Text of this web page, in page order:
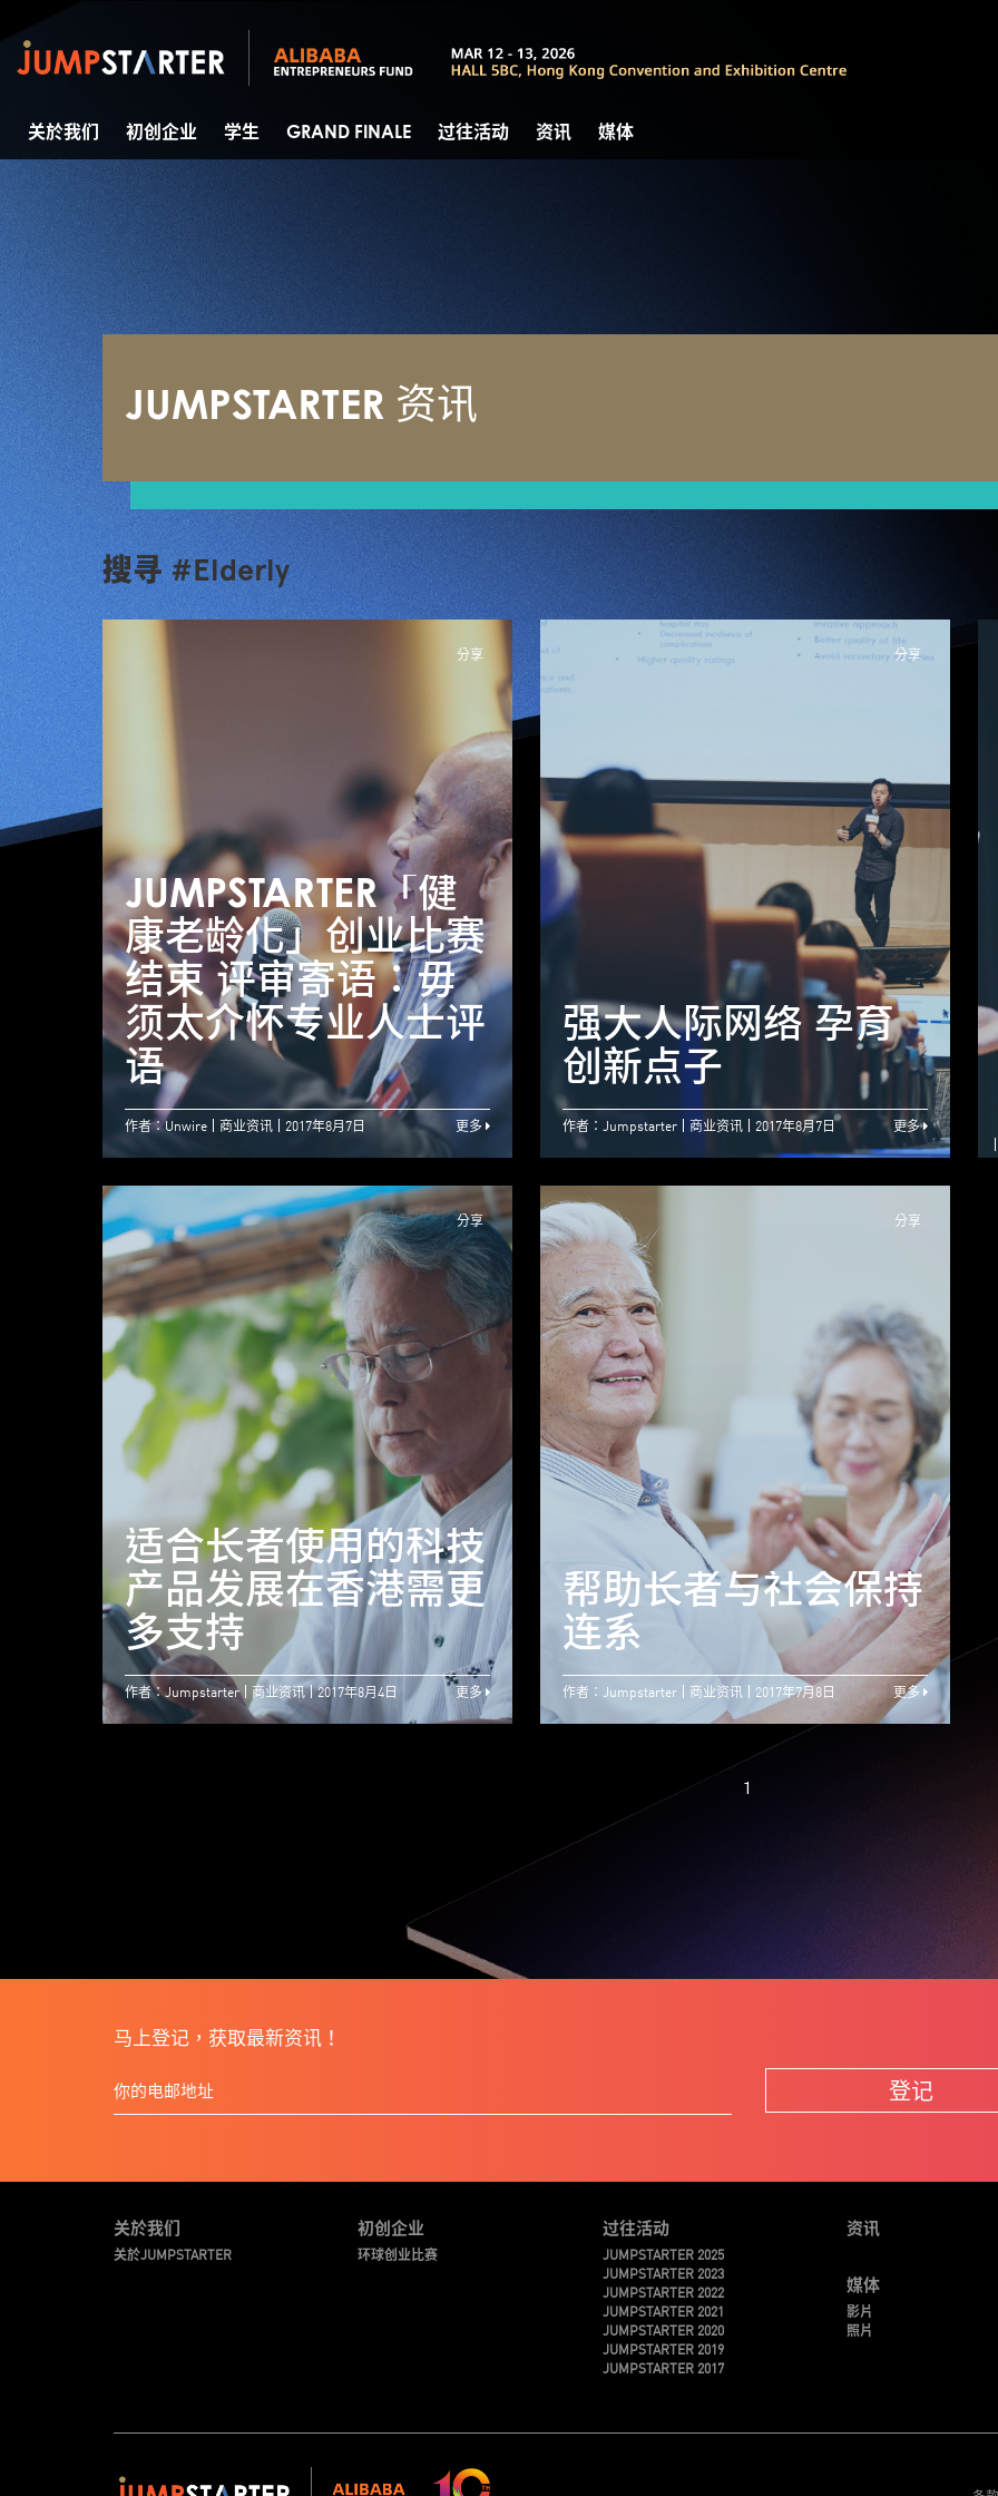
关於我们 初创企业 学生 GRAND FINALE 过往活动 资讯 媒体
JUMPSTARTER 资讯
搜寻 #Elderly
分享
JUMPSTARTER「健
康老龄化」创业比赛
结束 评审寄语：毋
须太介怀专业人士评
语
JUMPSTARTER「健
康老龄化」创业比赛
结束 评审寄语：毋
须太介怀专业人士评
语
作者：Unwire 商业资讯 2017年8月7日 更多
分享
强大人际网络 孕育
创新点子
作者：Jumpstarter 商业资讯 2017年8月7日 更多
分享
适合长者使用的科技
产品发展在香港需更
多支持
适合长者使用的科技
产品发展在香港需更
多支持
作者：Jumpstarter 商业资讯 2017年8月4日 更多
分享
帮助长者与社会保持
连系
作者：Jumpstarter 商业资讯 2017年7月8日 更多
1
马上登记，获取最新资讯！
登记
关於我们
关於JUMPSTARTER
初创企业
环球创业比赛
过往活动
JUMPSTARTER 2025
JUMPSTARTER 2023
JUMPSTARTER 2022
JUMPSTARTER 2021
JUMPSTARTER 2020
JUMPSTARTER 2019
JUMPSTARTER 2017
资讯
媒体
影片
照片